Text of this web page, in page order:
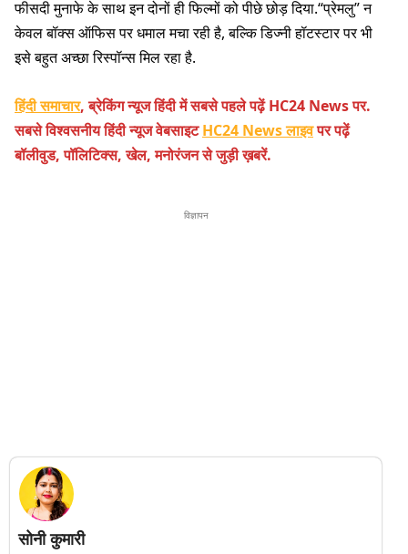
फीसदी मुनाफे के साथ इन दोनों ही फिल्मों को पीछे छोड़ दिया.“प्रेमलु” न
केवल बॉक्स ऑफिस पर धमाल मचा रही है, बल्कि डिज्नी हॉटस्टार पर भी
इसे बहुत अच्छा रिस्पॉन्स मिल रहा है.
हिंदी समाचार, ब्रेकिंग न्यूज हिंदी में सबसे पहले पढ़ें HC24 News पर.
सबसे विश्वसनीय हिंदी न्यूज वेबसाइटHC24 News लाइवपर पढ़ें
बॉलीवुड, पॉलिटिक्स, खेल, मनोरंजन से जुड़ी ख़बरें.
विज्ञापन
सोनी कुमारी